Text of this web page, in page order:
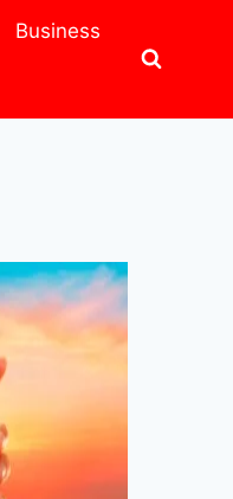
Business